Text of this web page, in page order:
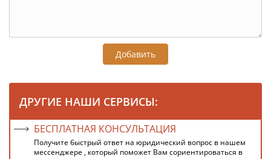
Добавить
ДРУГИЕ НАШИ СЕРВИСЫ:
БЕСПЛАТНАЯ КОНСУЛЬТАЦИЯ
Получите быстрый ответ на юридический вопрос в нашем
мессенджере , который поможет Вам сориентироваться в